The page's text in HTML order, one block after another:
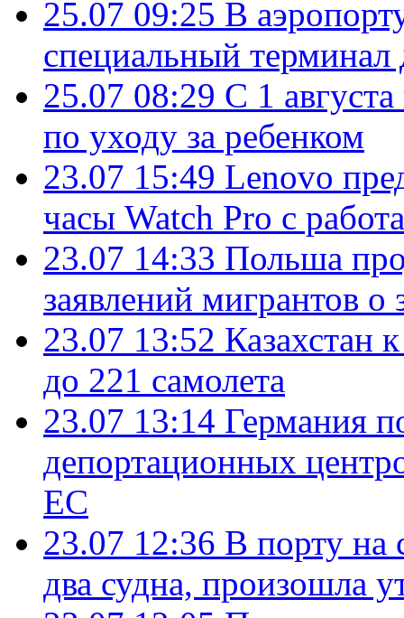
25.07 09:25 В
специальный терминал
25.07 08:29 С 1
по уходу за ребенком
23.07 15:49 Lenovo
часы Watch Pro с
23.07 14:33 Польша
заявлений мигрантов
23.07 13:52 Казахстан
до 221 самолета
23.07 13:14 Германия
депортационных
ЕС
23.07 12:36 В порту на
два судна, произошла